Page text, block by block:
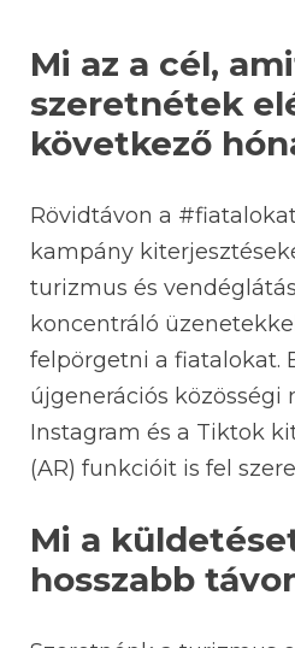
Mi az a cél,
szeretnétek
következő
Rövidtávon a
kampány
turizmus és
koncentráló
felpörgetni a fiatalokat.
újgenerációs közösségi
Instagram és a Tiktok
(AR) funkcióit is fel
Mi a
hosszabb